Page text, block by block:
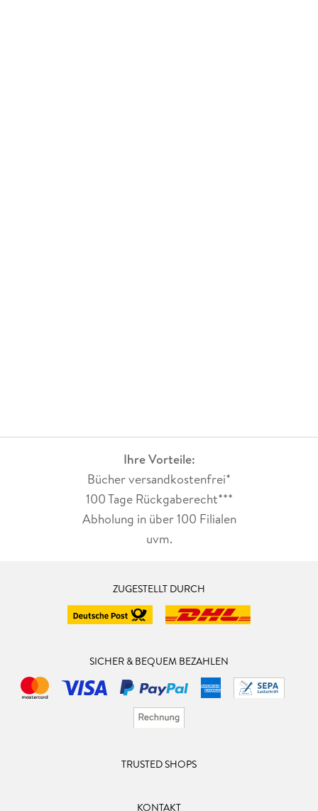
Ihre Vorteile:
Bücher versandkostenfrei*
100 Tage Rückgaberecht***
Abholung in über 100 Filialen
uvm.
ZUGESTELLT DURCH
SICHER & BEQUEM BEZAHLEN
TRUSTED SHOPS
KONTAKT